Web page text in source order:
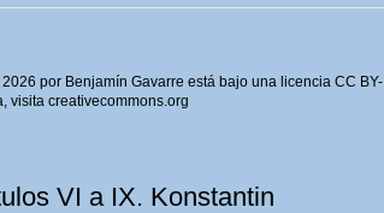
por Benjamín Gavarre está bajo una licencia CC BY-
visita creativecommons.org
VI a IX. Konstantin